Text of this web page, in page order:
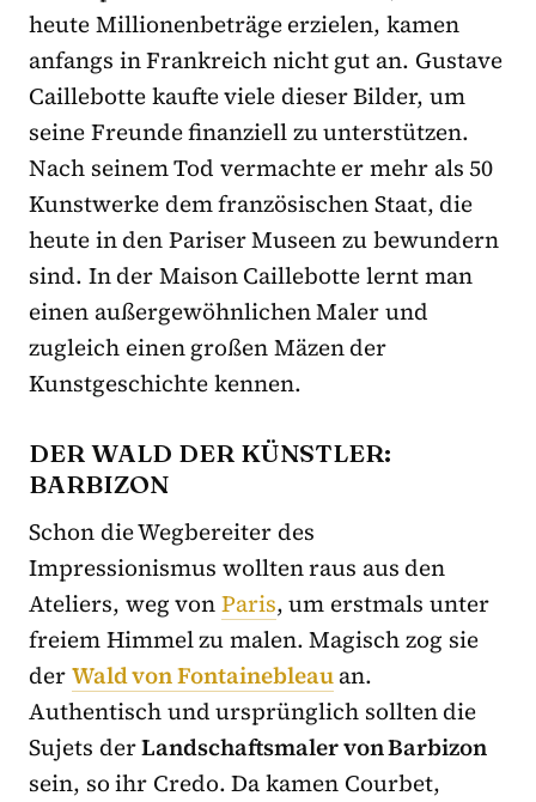
heute Millionenbeträge erzielen, kamen
anfangs in Frankreich nicht gut an. Gustave
Caillebotte kaufte viele dieser Bilder, um
seine Freunde finanziell zu unterstützen.
Nach seinem Tod vermachte er mehr als 50
Kunstwerke dem französischen Staat, die
heute in den Pariser Museen zu bewundern
sind. In der Maison Caillebotte lernt man
einen außergewöhnlichen Maler und
zugleich einen großen Mäzen der
Kunstgeschichte kennen.
DER WALD DER KÜNSTLER:
BARBIZON
Schon die Wegbereiter des
Impressionismus wollten raus aus den
Ateliers, weg vonParis, um erstmals unter
freiem Himmel zu malen. Magisch zog sie
derWald von Fontainebleauan.
Authentisch und ursprünglich sollten die
Sujets derLandschaftsmaler von Barbizon
sein, so ihr Credo. Da kamen Courbet,